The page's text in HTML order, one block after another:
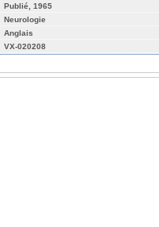
Publié, 1965
Neurologie
Anglais
VX-020208